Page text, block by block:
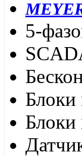
5-
Блоки
Блоки